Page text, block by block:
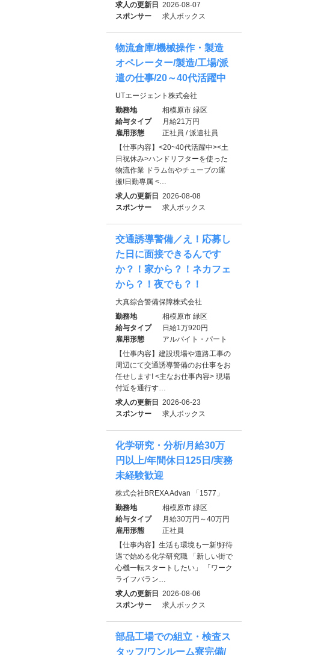
求人の更新日
2026-08-07
スポンサー
求人ボックス
物流倉庫/機械操作・製造
オペレーター/製造/工場/派
遣の仕事/20～40代活躍中
UTエージェント株式会社
勤務地
相模原市 緑区
給与タイプ
月給21万円
雇用形態
正社員 / 派遣社員
【仕事内容】<20~40代活躍中><土
日祝休み>ハンドリフターを使った
物流作業 ドラム缶やチューブの運
搬!日勤専属 <…
求人の更新日
2026-08-08
スポンサー
求人ボックス
交通誘導警備／え！応募し
た日に面接できるんです
か？！家から？！ネカフェ
から？！夜でも？！
大真綜合警備保障株式会社
勤務地
相模原市 緑区
給与タイプ
日給1万920円
雇用形態
アルバイト・パート
【仕事内容】建設現場や道路工事の
周辺にて交通誘導警備のお仕事をお
任せします! <主なお仕事内容> 現場
付近を通行す…
求人の更新日
2026-06-23
スポンサー
求人ボックス
化学研究・分析/月給30万
円以上/年間休日125日/実務
未経験歓迎
株式会社BREXA Advan 「1577」
勤務地
相模原市 緑区
給与タイプ
月給30万円～40万円
雇用形態
正社員
【仕事内容】生活も環境も一新!好待
遇で始める化学研究職 「新しい街で
心機一転スタートしたい」 「ワーク
ライフバラン…
求人の更新日
2026-08-06
スポンサー
求人ボックス
部品工場での組立・検査ス
タッフ/ワンルーム寮完備/